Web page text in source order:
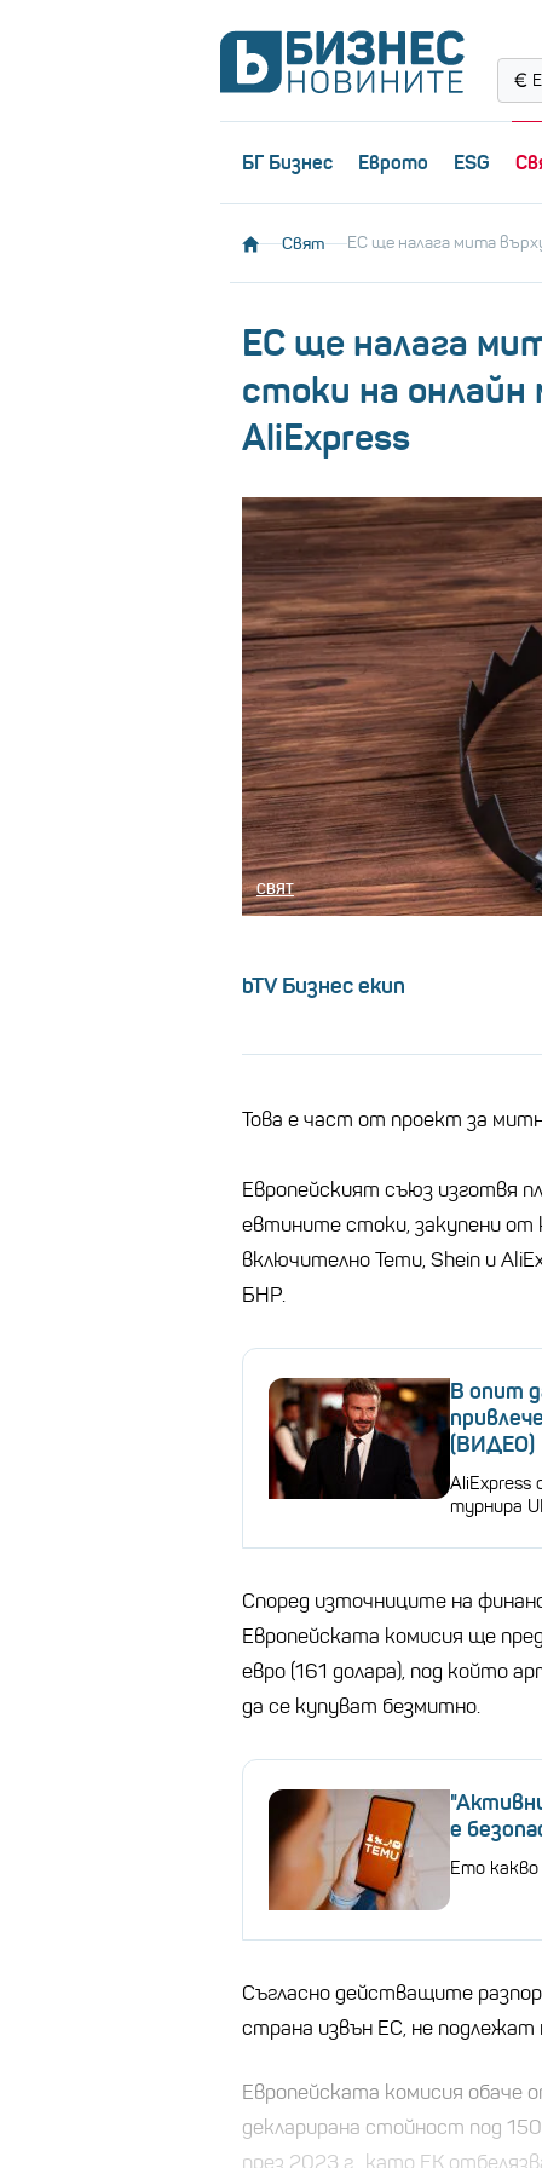
БГ Бизнес Еврото ESG
Свят ЕС ще налага мита
ЕС ще налага
стоки на онлайн
AliExpress
СВЯТ
bTV Бизнес екип
Това е част от проект за
Европейският съюз изготвя
евтините стоки, закупени от
включително Temu, Shein и
БНР.
В опит
(ВИДЕО)
AliExpress
турнира
Според източниците на
Европейската комисия ще
евро (161 долара), под който
да се купуват безмитно.
е
Ето
Съгласно действащите
страна извън ЕС, не
Европейската комисия обаче
декларирана стойност под
през 2023 г., като ЕК